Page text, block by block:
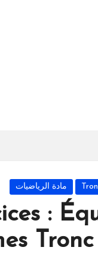
مادة الرياضيات
: